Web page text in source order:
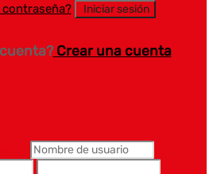
Crear una cuenta